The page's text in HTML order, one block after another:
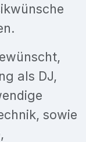
als DJ,
sowie